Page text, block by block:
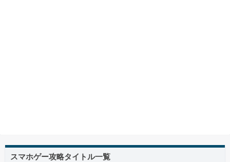
スマホゲー攻略タイトル一覧